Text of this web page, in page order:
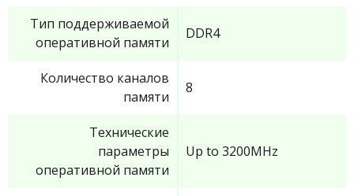
Тип поддерживаемой
оперативной памяти
DDR4
Количество каналов
памяти
8
Технические
параметры
оперативной памяти
Up to 3200MHz